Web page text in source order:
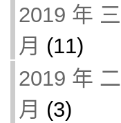
2019 年 三
月 (11)
2019 年 二
月 (3)